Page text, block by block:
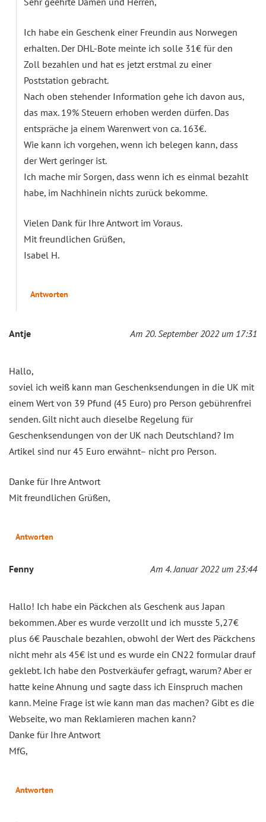
Ich habe ein Geschenk einer Freundin aus Norwegen
erhalten. Der DHL-Bote meinte ich solle 31€ für den
Zoll bezahlen und hat es jetzt erstmal zu einer
Poststation gebracht.
Nach oben stehender Information gehe ich davon aus,
das max. 19% Steuern erhoben werden dürfen. Das
entspräche ja einem Warenwert von ca. 163€.
Wie kann ich vorgehen, wenn ich belegen kann, dass
der Wert geringer ist.
Ich mache mir Sorgen, dass wenn ich es einmal bezahlt
habe, im Nachhinein nichts zurück bekomme.
Vielen Dank für Ihre Antwort im Voraus.
Mit freundlichen Grüßen,
Isabel H.
Antworten
Antje Am 20. September 2022 um 17:31
Hallo,
soviel ich weiß kann man Geschenksendungen in die UK mit
einem Wert von 39 Pfund (45 Euro) pro Person gebührenfrei
senden. Gilt nicht auch dieselbe Regelung für
Geschenksendungen von der UK nach Deutschland? Im
Artikel sind nur 45 Euro erwähnt– nicht pro Person.
Danke für Ihre Antwort
Mit freundlichen Grüßen,
Antworten
Fenny Am 4. Januar 2022 um 23:44
Hallo! Ich habe ein Päckchen als Geschenk aus Japan
bekommen. Aber es wurde verzollt und ich musste 5,27€
plus 6€ Pauschale bezahlen, obwohl der Wert des Päckchens
nicht mehr als 45€ ist und es wurde ein CN22 formular drauf
geklebt. Ich habe den Postverkäufer gefragt, warum? Aber er
hatte keine Ahnung und sagte dass ich Einspruch machen
kann. Meine Frage ist wie kann man das machen? Gibt es die
Webseite, wo man Reklamieren machen kann?
Danke für Ihre Antwort
MfG,
Antworten